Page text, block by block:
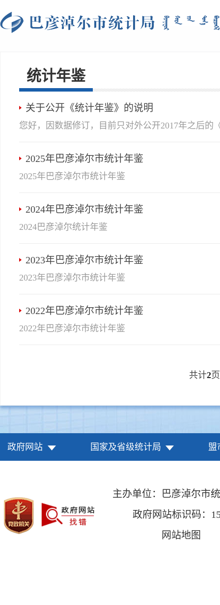
统计年鉴
关于公开《统计年鉴》的说明
您好，因数据修订，目前只对外公开2017年之后的
2025年巴彦淖尔市统计年鉴
2025年巴彦淖尔市统计年鉴
2024年巴彦淖尔市统计年鉴
2024巴彦淖尔统计年鉴
2023年巴彦淖尔市统计年鉴
2023年巴彦淖尔市统计年鉴
2022年巴彦淖尔市统计年鉴
2022年巴彦淖尔市统计年鉴
共计2
政府网站 国家及省级统计局 盟
主办单位：巴彦淖尔市
政府网站标识码：
网站地图